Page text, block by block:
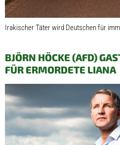
Irakischer Täter wird Deutschen für
BJÖRN HÖCKE (AFD)
FÜR ERMORDETE LIANA